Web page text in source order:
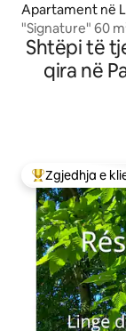
Apartament në
"Signature" 60
Wifi-Netflix
Shtëpi të
qira në
Më të mirat e
Zgjedhja e